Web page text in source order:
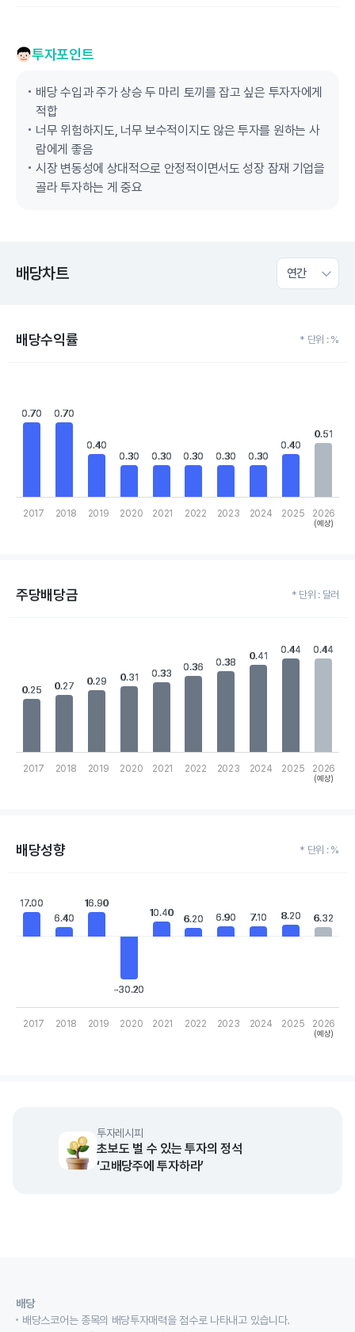
투자포인트
배당 수입과 주가 상승 두 마리 토끼를 잡고 싶은 투자자에게
적합
너무 위험하지도, 너무 보수적이지도 않은 투자를 원하는 사
람에게 좋음
시장 변동성에 상대적으로 안정적이면서도 성장 잠재 기업을
골라 투자하는 게 중요
배당차트 연간
배당수익률 * 단위 : %
View as data table, Chart
The chart has 1 X axis displaying categories.
The chart has 1 Y axis displaying values. Data ranges from 0.3
0.70
0.70 0.70
0.70
0.40
0.40
0.30
0.30 0.30
0.30 0.30
0.30 0.30
0.30 0.30
0.30
0.40
0.40
0.51
0.51
2017 2018 2019 2020 2021 2022 2023 2024 2025 2026
(예상)
주당배당금 * 단위 : 달러
The chart has 1 X axis displaying categories.
The chart has 1 Y axis displaying values. Data ranges from
0.25
0.25 0.27
0.27 0.29
0.29 0.31
0.31 0.33
0.33
0.36
0.36 0.38
0.38
0.41
0.41
0.44
0.44 0.44
0.44
2017 2018 2019 2020 2021 2022 2023 2024 2025 2026
(예상)
배당성향 * 단위 : %
Bar chart with 10 bars.
View as data table, Chart
The chart has 1 X axis displaying categories.
17.00
17.00
6.40
6.40
16.90
16.90
-30.20
-30.20
10.40
10.40
6.20
6.20 6.90
6.90 7.10
7.10 8.20
8.20 6.32
6.32
2017 2018 2019 2020 2021 2022 2023 2024 2025 2026
(예상)
투자레시피
초보도 벌 수 있는 투자의 정석
‘고배당주에 투자하라’
배당
배당스코어는 종목의 배당투자매력을 점수로 나타내고 있습니다.